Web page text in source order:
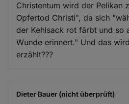
Christentum wird der Pelikan
Opfertod Christi", da sich
der Kehlsack rot färbt und so
Wunde erinnert." Und das
erzählt???
Dieter Bauer (nicht überprüft)